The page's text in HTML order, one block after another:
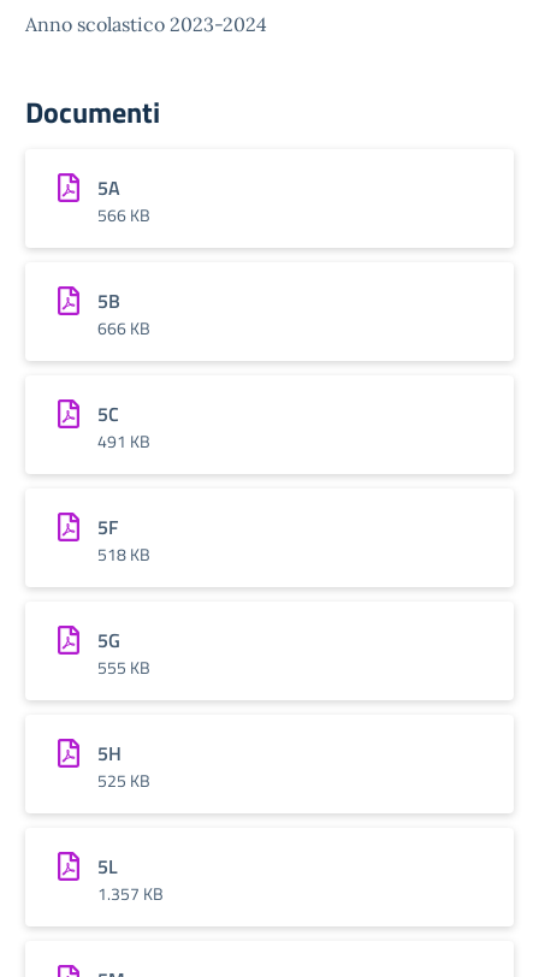
Anno scolastico 2023-2024
Documenti
5A
566 KB
5B
666 KB
5C
491 KB
5F
518 KB
5G
555 KB
5H
525 KB
5L
1.357 KB